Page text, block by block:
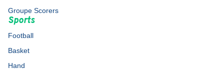
Groupe Scorers
Sports
Football
Basket
Hand